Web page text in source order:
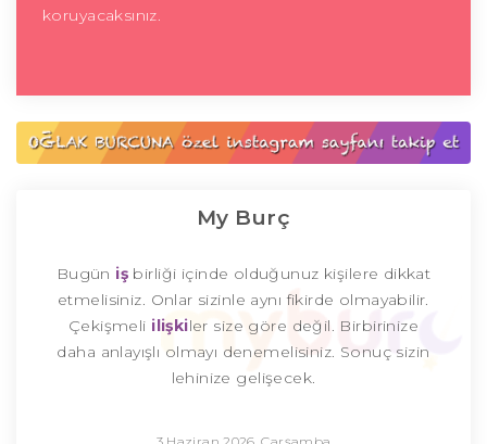
koruyacaksınız.
My Burç
Bugün iş birliği içinde olduğunuz kişilere dikkat
etmelisiniz. Onlar sizinle aynı fikirde olmayabilir.
Çekişmeli ilişkiler size göre değil. Birbirinize
daha anlayışlı olmayı denemelisiniz. Sonuç sizin
lehinize gelişecek.